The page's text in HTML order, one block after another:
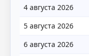
4 августа 2026
5 августа 2026
6 августа 2026